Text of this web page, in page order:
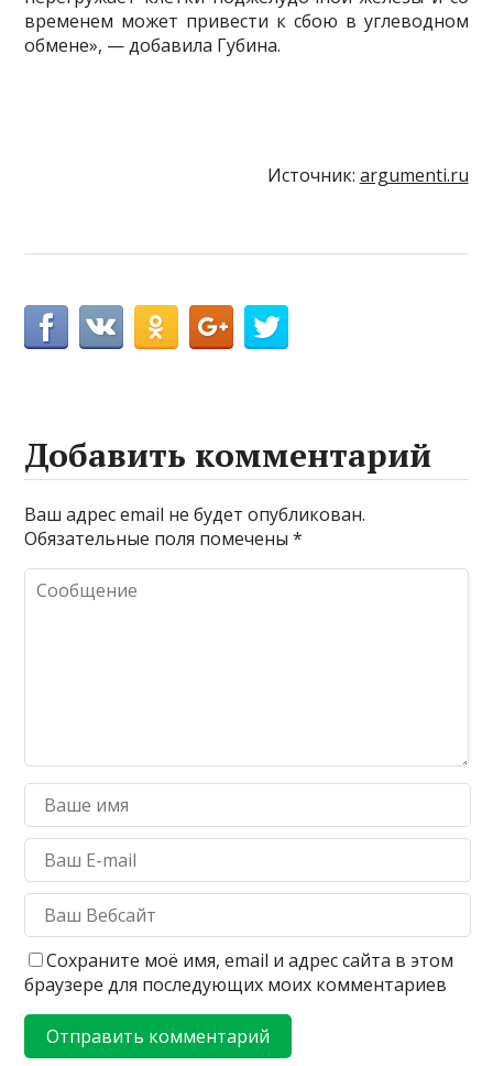
временем может привести к сбою в углеводном
обмене», — добавила Губина.
Источник: argumenti.ru
Добавить комментарий
Ваш адрес email не будет опубликован.
Обязательные поля помечены*
Сохраните моё имя, email и адрес сайта в этом
браузере для последующих моих комментариев